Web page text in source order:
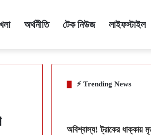
অর্থনীতি টেক নিউজ লাইফস্টাইল
⚡ Trending News
অবিশ্বাস্য! ট্রাকের ধাক্কায়